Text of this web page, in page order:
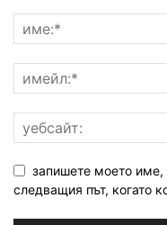
запишете моето име,
следващия път, когато